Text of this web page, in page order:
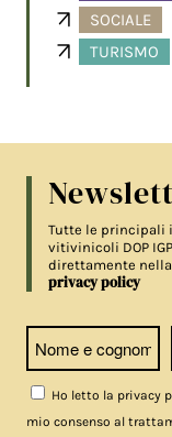
SOCIALE
TURISMO
Tutte le principali
vitivinicoli DOP
direttamente
privacy policy
Ho letto la privacy
mio consenso al